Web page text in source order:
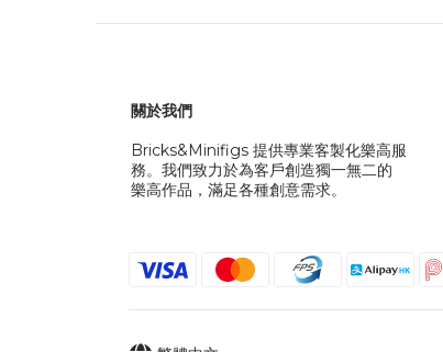
關於我們
Bricks&Minifigs 提供專業客製化樂高服
務。我們致力於為客戶創造獨一無二的
樂高作品，滿足各種創意需求。